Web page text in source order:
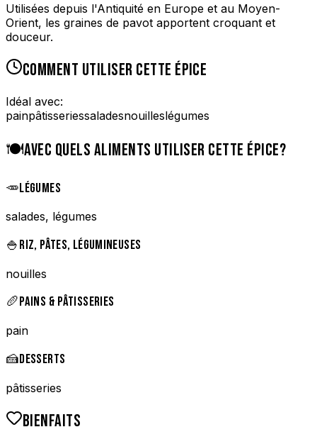
Utilisées depuis l'Antiquité en Europe et au Moyen-
Orient, les graines de pavot apportent croquant et
douceur.
COMMENT UTILISER CETTE ÉPICE
Idéal avec:
painpâtisseriessaladesnouilleslégumes
🍽️AVEC QUELS ALIMENTS UTILISER CETTE ÉPICE?
🥕LÉGUMES
salades, légumes
🍚RIZ, PÂTES, LÉGUMINEUSES
nouilles
🥖PAINS & PÂTISSERIES
pain
🍰DESSERTS
pâtisseries
BIENFAITS